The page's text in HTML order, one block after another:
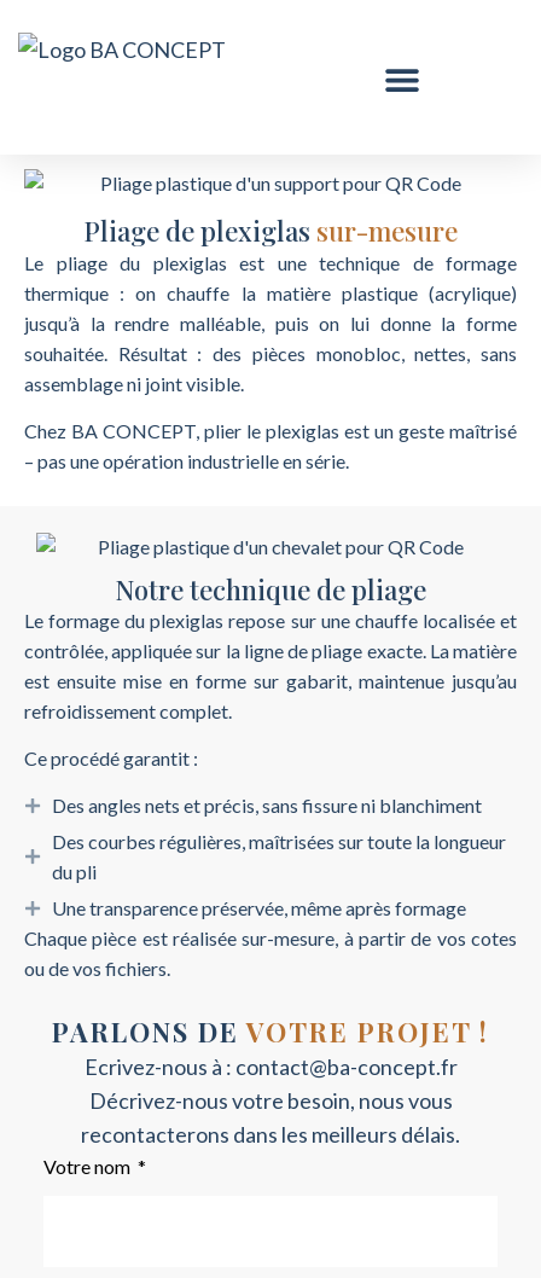
Pliage de plexiglas sur-mesure
Le pliage du plexiglas est une technique de formage
thermique : on chauffe la matière plastique (acrylique)
jusqu’à la rendre malléable, puis on lui donne la forme
souhaitée. Résultat : des pièces monobloc, nettes, sans
assemblage ni joint visible.
Chez BA CONCEPT, plier le plexiglas est un geste maîtrisé
– pas une opération industrielle en série.
Notre technique de pliage
Le formage du plexiglas repose sur une chauffe localisée et
contrôlée, appliquée sur la ligne de pliage exacte. La matière
est ensuite mise en forme sur gabarit, maintenue jusqu’au
refroidissement complet.
Ce procédé garantit :
Des angles nets et précis, sans fissure ni blanchiment
Des courbes régulières, maîtrisées sur toute la longueur
du pli
Une transparence préservée, même après formage
Chaque pièce est réalisée sur-mesure, à partir de vos cotes
ou de vos fichiers.
PARLONS DEVOTRE PROJET !
Ecrivez-nous à : contact@ba-concept.fr
Décrivez-nous votre besoin, nous vous
recontacterons dans les meilleurs délais.
Votre nom